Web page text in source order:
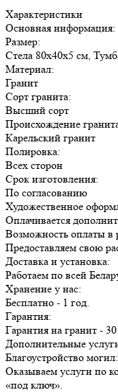
Характеристики
Основная информация:
Размер:
Стела 80х40х5 см,
Материал:
Гранит
Сорт гранита:
Высший сорт
Происхождение
Карельский гранит
Полировка:
Всех сторон
Срок изготовления:
По согласованию
Художественное
Оплачивается
Возможность оплаты в
Предоставляем свою
Доставка и установка:
Работаем по всей
Хранение у нас:
Бесплатно - 1 год.
Гарантия:
Гарантия на гранит -
Дополнительные
Благоустройство могил:
Оказываем услуги по
«под ключ».